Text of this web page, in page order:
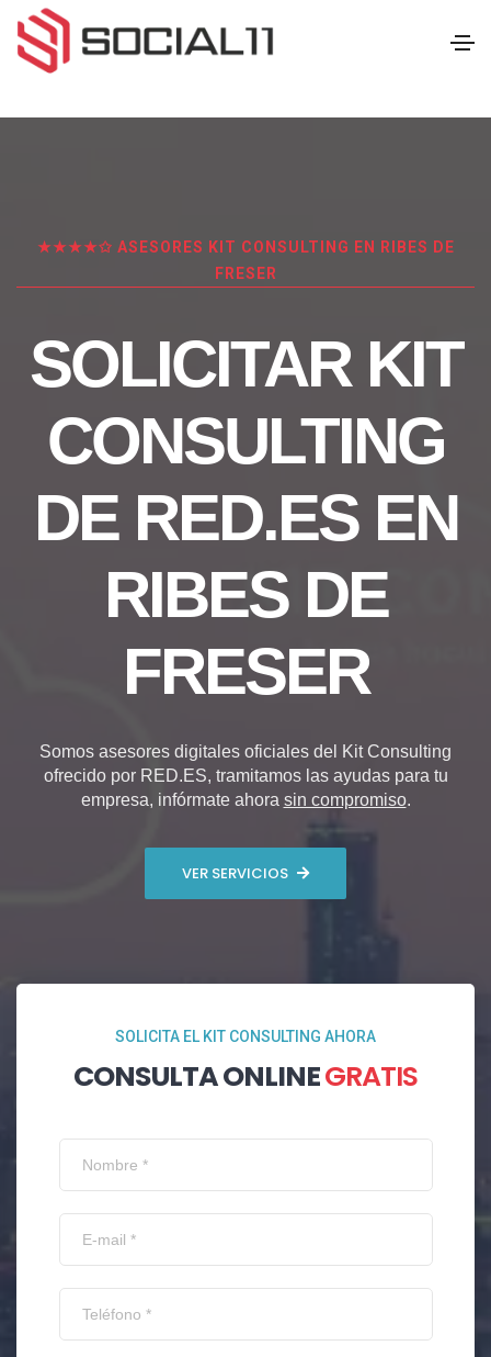
★★★★✩ ASESORES KIT CONSULTING EN RIBES DE
FRESER
SOLICITAR KIT
CONSULTING
DE RED.ES EN
RIBES DE
FRESER
Somos asesores digitales oficiales del Kit Consulting
ofrecido por RED.ES, tramitamos las ayudas para tu
empresa, infórmate ahora sin compromiso.
VER SERVICIOS
SOLICITA EL KIT CONSULTING AHORA
CONSULTA ONLINEGRATIS